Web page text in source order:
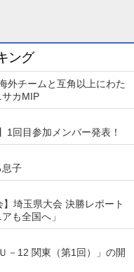
ング
チームと互角以上にわた
サカMIP
1回目参加メンバー発表！
息子
】埼玉県大会 決勝レポート
も全国へ」
－12 関東（第1回）」の開